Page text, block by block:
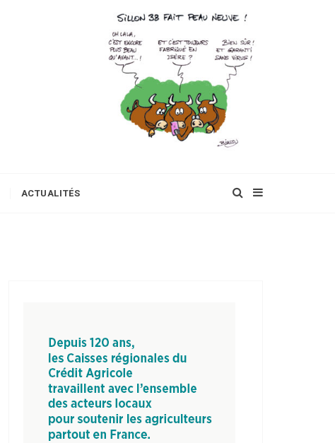
ACTUALITÉS